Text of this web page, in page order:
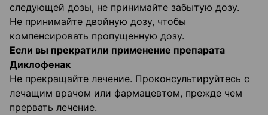
следующей дозы, не принимайте забытую дозу.
Не принимайте двойную дозу, чтобы
компенсировать пропущенную дозу.
Если вы прекратили применение препарата
Диклофенак
Не прекращайте лечение. Проконсультируйтесь с
лечащим врачом или фармацевтом, прежде чем
прервать лечение.